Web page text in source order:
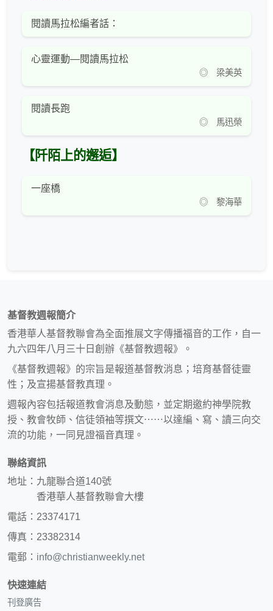
閱讀馬拉松編者話：
心靈運動—閱讀馬拉松
◎ 梁美英
閱讀長跑
◎ 馬迅榮
【阡陌上的邂逅】
一座橋
◎ 黎海華
基督教週報簡介
香港華人基督教聯會為全面推展文字傳播福音的工作，自一
九六四年八月三十日創辦《基督教週報》。
《基督教週報》的宗旨是報道基督教消息；培育基督徒靈
性；及宣揚基督教真理。
週報內容包括報道教會消息及動態，並定期邀約神學院教
授、教會牧師、信徒領袖等撰文⋯⋯以達編、寫、讀三向交
流的功能，一同見證福音真理。
聯絡資訊
地址：九龍聯合道140號
香港華人基督教聯會大樓
電話：23374171
傳真：23382314
電郵： info@christianweekly.net
快速連結
刊登廣告